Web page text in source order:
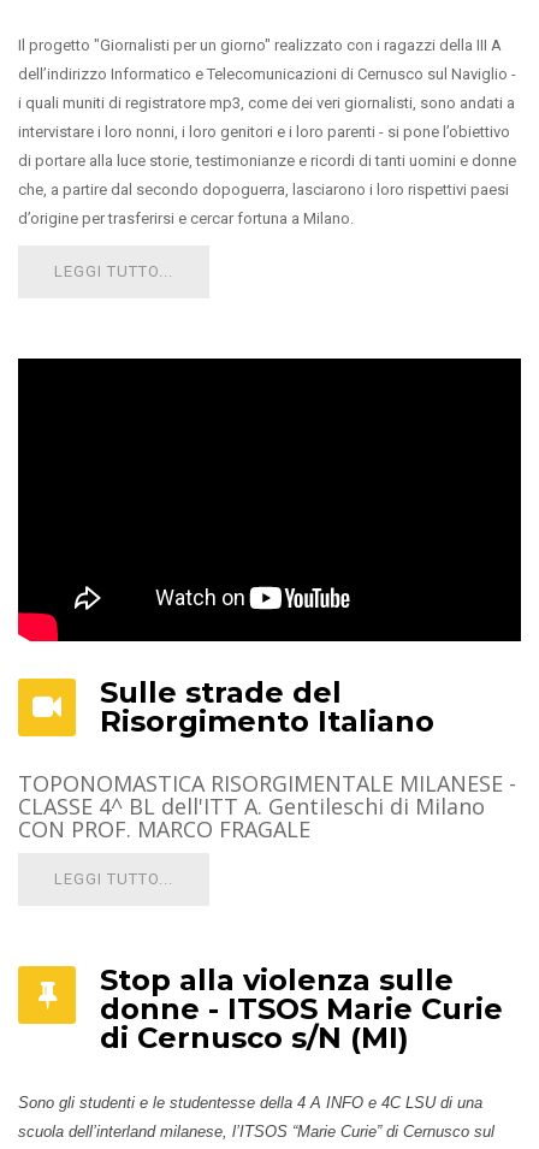
Il progetto "Giornalisti per un giorno" realizzato con i ragazzi della III A
dell’indirizzo Informatico e Telecomunicazioni di Cernusco sul Naviglio -
i quali muniti di registratore mp3, come dei veri giornalisti, sono andati a
intervistare i loro nonni, i loro genitori e i loro parenti - si pone l’obiettivo
di portare alla luce storie, testimonianze e ricordi di tanti uomini e donne
che, a partire dal secondo dopoguerra, lasciarono i loro rispettivi paesi
d’origine per trasferirsi e cercar fortuna a Milano.
LEGGI TUTTO...
Sulle strade del
Risorgimento Italiano
TOPONOMASTICA RISORGIMENTALE MILANESE -
CLASSE 4^ BL dell'ITT A. Gentileschi di Milano
CON PROF. MARCO FRAGALE
LEGGI TUTTO...
Stop alla violenza sulle
donne - ITSOS Marie Curie
di Cernusco s/N (MI)
Sono gli studenti e le studentesse della 4 A INFO e 4C LSU di una
scuola dell’interland milanese, l’ITSOS “Marie Curie” di Cernusco sul